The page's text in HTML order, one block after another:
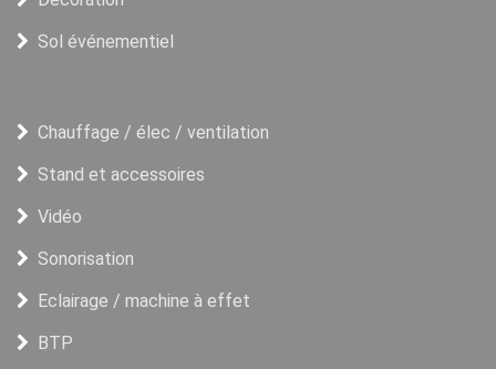
Sol événementiel
Chauffage / élec / ventilation
Stand et accessoires
Vidéo
Sonorisation
Eclairage / machine à effet
BTP